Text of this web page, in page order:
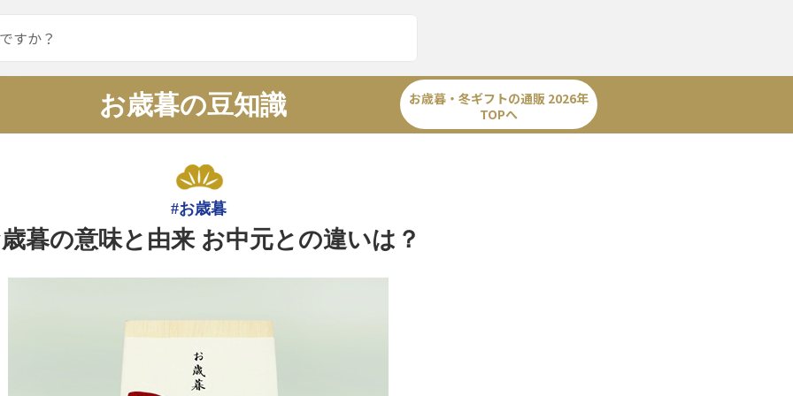
お歳暮の豆知識
お歳暮・冬ギフトの通販 2026年
TOPへ
#お歳暮
暮の意味と由来 お中元との違いは？